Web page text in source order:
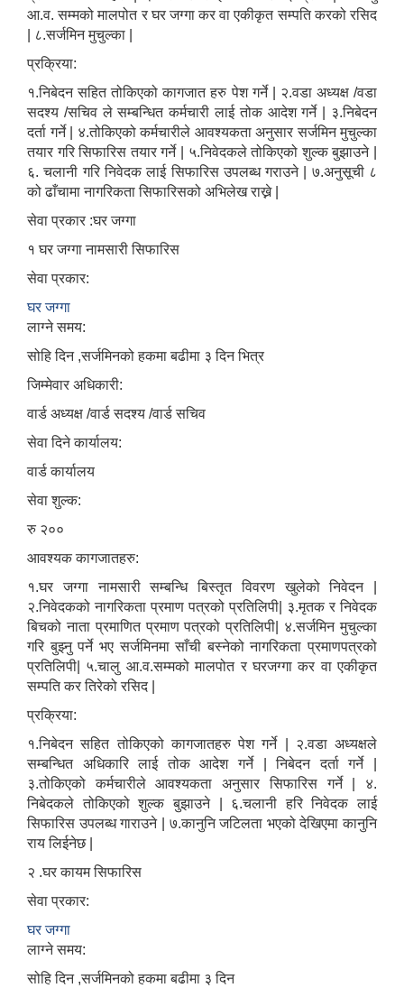
आ.व. सम्मको मालपोत र घर जग्गा कर वा एकीकृत सम्पति करको रसिद
| ८.सर्जमिन मुचुल्का |
प्रक्रिया:
१.निबेदन सहित तोकिएको कागजात हरु पेश गर्ने | २.वडा अध्यक्ष /वडा
सदश्य /सचिव ले सम्बन्धित कर्मचारी लाई तोक आदेश गर्ने | ३.निबेदन
दर्ता गर्ने | ४.तोकिएको कर्मचारीले आवश्यकता अनुसार सर्जमिन मुचुल्का
तयार गरि सिफारिस तयार गर्ने | ५.निवेदकले तोकिएको शुल्क बुझाउने |
६. चलानी गरि निवेदक लाई सिफारिस उपलब्ध गराउने | ७.अनुसूची ८
को ढाँचामा नागरिकता सिफारिसको अभिलेख राख्ने |
सेवा प्रकार :घर जग्गा
१ घर जग्गा नामसारी सिफारिस
सेवा प्रकार:
घर जग्गा
लाग्ने समय:
सोहि दिन ,सर्जमिनको हकमा बढीमा ३ दिन भित्र
जिम्मेवार अधिकारी:
वार्ड अध्यक्ष /वार्ड सदश्य /वार्ड सचिव
सेवा दिने कार्यालय:
वार्ड कार्यालय
सेवा शुल्क:
रु २००
आवश्यक कागजातहरु:
१.घर जग्गा नामसारी सम्बन्धि बिस्तृत विवरण खुलेको निवेदन |
२.निवेदकको नागरिकता प्रमाण पत्रको प्रतिलिपी| ३.मृतक र निवेदक
बिचको नाता प्रमाणित प्रमाण पत्रको प्रतिलिपी| ४.सर्जमिन मुचुल्का
गरि बुझ्नु पर्ने भए सर्जमिनमा साँची बस्नेको नागरिकता प्रमाणपत्रको
प्रतिलिपी| ५.चालु आ.व.सम्मको मालपोत र घरजग्गा कर वा एकीकृत
सम्पति कर तिरेको रसिद |
प्रक्रिया:
१.निबेदन सहित तोकिएको कागजातहरु पेश गर्ने | २.वडा अध्यक्षले
सम्बन्धित अधिकारि लाई तोक आदेश गर्ने | निबेदन दर्ता गर्ने |
३.तोकिएको कर्मचारीले आवश्यकता अनुसार सिफारिस गर्ने | ४.
निबेदकले तोकिएको शुल्क बुझाउने | ६.चलानी हरि निवेदक लाई
सिफारिस उपलब्ध गाराउने | ७.कानुनि जटिलता भएको देखिएमा कानुनि
राय लिईनेछ |
२ .घर कायम सिफारिस
सेवा प्रकार:
घर जग्गा
लाग्ने समय:
सोहि दिन ,सर्जमिनको हकमा बढीमा ३ दिन